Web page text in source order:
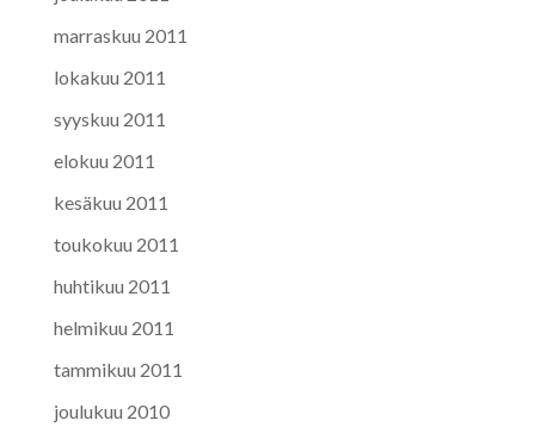
marraskuu 2011
lokakuu 2011
syyskuu 2011
elokuu 2011
kesäkuu 2011
toukokuu 2011
huhtikuu 2011
helmikuu 2011
tammikuu 2011
joulukuu 2010